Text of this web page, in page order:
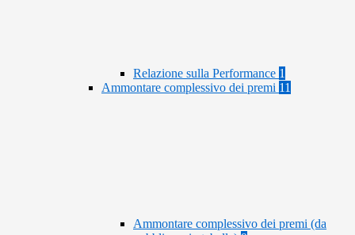
Relazione sulla Performance 1
Ammontare complessivo dei premi 11
Ammontare complessivo dei premi (da